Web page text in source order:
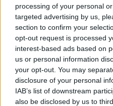
processing of your personal
targeted advertising by us,
section to confirm your
opt-out request is processed
interest-based ads based on
us or personal information
your opt-out. You may
disclosure of your personal
IAB’s list of downstream
also be disclosed by us to
Η κυρία Όλγα, 80 ετών,
σφιχτά ένα κόκκινο γαρύφαλλο.
01.05.2026 13:54